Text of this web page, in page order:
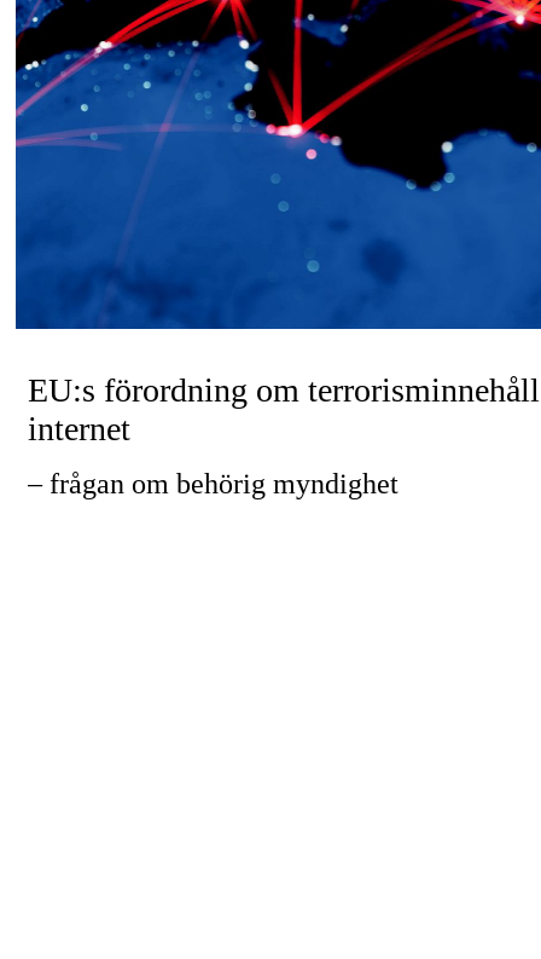
EU:s förordning om
internet
– frågan om behörig myndighet